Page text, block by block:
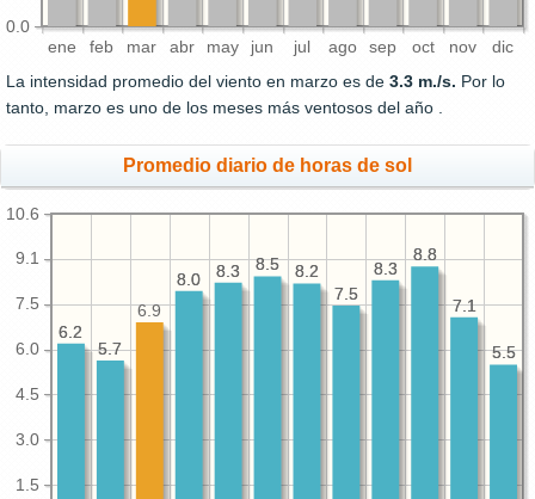
ene feb mar abr may jun jul ago sep oct nov dic
0.0
La intensidad promedio del viento en marzo es de 3.3 m./s. Por lo
tanto, marzo es uno de los meses más ventosos del año .
Promedio diario de horas de sol
1.5
3.0
4.5
6.0
7.5
9.1
10.6
5.5
7.1
8.8
8.3
7.5
8.2
8.5
8.3
8.0
5.7
6.2
5.5
7.1
8.8
8.3
7.5
8.2
8.5
8.3
8.0
6.9
5.7
6.2